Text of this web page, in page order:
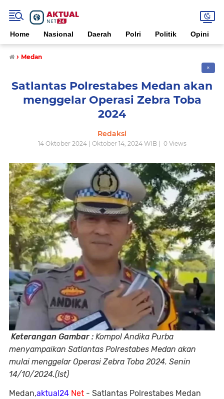
Home Nasional Daerah Polri Politik Opini
› Medan
✕
Satlantas Polrestabes Medan akan
menggelar Operasi Zebra Toba
2024
Redaksi
14 Oktober 2024 | Oktober 14, 2024 WIB | 0Views
Keterangan Gambar : Kompol Andika Purba
menyampaikan Satlantas Polrestabes Medan akan
mulai menggelar Operasi Zebra Toba 2024. Senin
14/10/2024.(Ist)
Medan,aktual24 Net - Satlantas Polrestabes Medan